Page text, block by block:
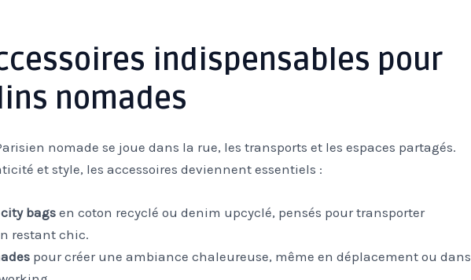
indispensables pour
nomades
nomade se joue dans la rue, les transports et les espaces partagés.
et style, les accessoires deviennent essentiels :
bagsen coton recyclé ou denim upcyclé, pensés pour transporter
restant chic.
pour créer une ambiance chaleureuse, même en déplacement ou dans